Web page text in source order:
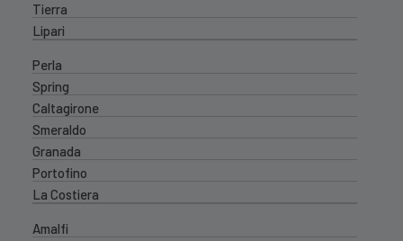
Tierra
Lipari
Perla
Spring
Caltagirone
Smeraldo
Granada
Portofino
La Costiera
Amalfi